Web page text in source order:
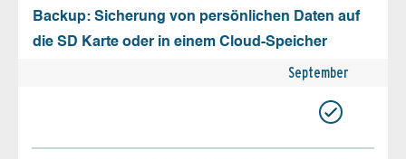
Backup: Sicherung von persönlichen Daten auf
die SD Karte oder in einem Cloud-Speicher
September